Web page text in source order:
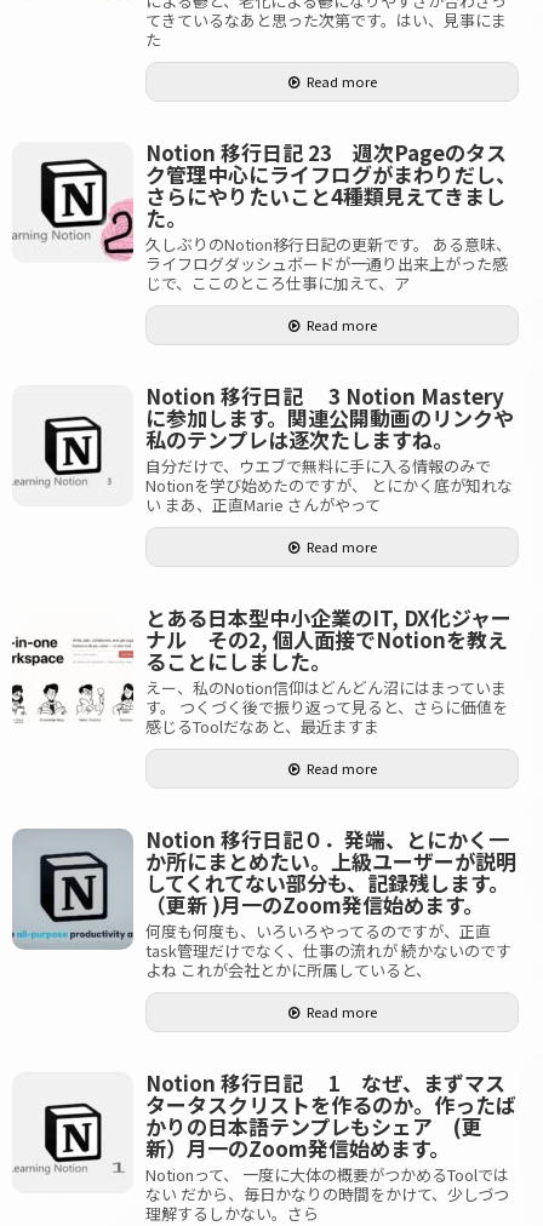
てきているなあと思った次第です。はい、見事にま
た
Read more
Notion 移行日記 23 週次Pageのタス
ク管理中心にライフログがまわりだし、
さらにやりたいこと4種類見えてきまし
た。
久しぶりのNotion移行日記の更新です。 ある意味、
ライフログダッシュボードが一通り出来上がった感
じで、ここのところ仕事に加えて、ア
Read more
Notion 移行日記 3 Notion Mastery
に参加します。関連公開動画のリンクや
私のテンプレは逐次たしますね。
自分だけで、ウエブで無料に手に入る情報のみで
Notionを学び始めたのですが、 とにかく底が知れな
い まあ、正直Marie さんがやって
Read more
とある日本型中小企業のIT, DX化ジャー
ナル その2, 個人面接でNotionを教え
ることにしました。
えー、私のNotion信仰はどんどん沼にはまっていま
す。 つくづく後で振り返って見ると、さらに価値を
感じるToolだなあと、最近ますま
Read more
Notion 移行日記０．発端、とにかく一
か所にまとめたい。上級ユーザーが説明
してくれてない部分も、記録残します。
（更新 )月一のZoom発信始めます。
何度も何度も、いろいろやってるのですが、正直
task管理だけでなく、仕事の流れが 続かないのです
よね これが会社とかに所属していると、
Read more
Notion 移行日記 1 なぜ、まずマス
タータスクリストを作るのか。作ったば
かりの日本語テンプレもシェア (更
新）月一のZoom発信始めます。
Notionって、 一度に大体の概要がつかめるToolでは
ない だから、毎日かなりの時間をかけて、少しづつ
理解するしかない。さら